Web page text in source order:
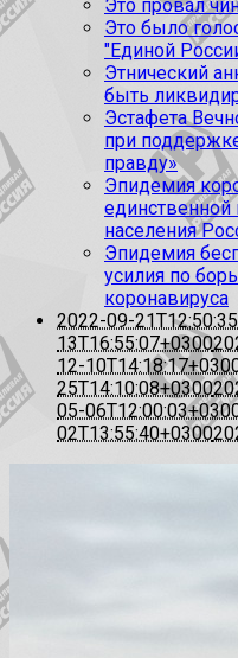
Это провал
Это было
"Единой
Этнический
быть
Эстафета
при
правду»
Эпидемия
единственной
населения
Эпидемия
усилия по
коронавируса
2022-09-
13T16:55:07+0300
12-
25T14:10:08+0300
05-
02T13:55:40+0300